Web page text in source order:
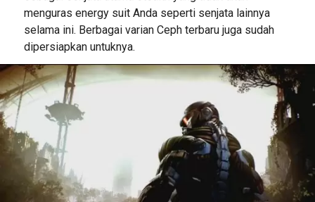
menguras energy suit Anda seperti senjata lainnya
selama ini. Berbagai varian Ceph terbaru juga sudah
dipersiapkan untuknya.